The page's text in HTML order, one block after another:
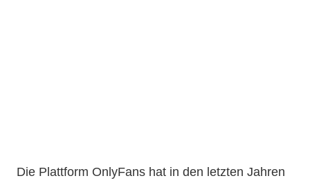
Die Plattform OnlyFans hat in den letzten Jahren